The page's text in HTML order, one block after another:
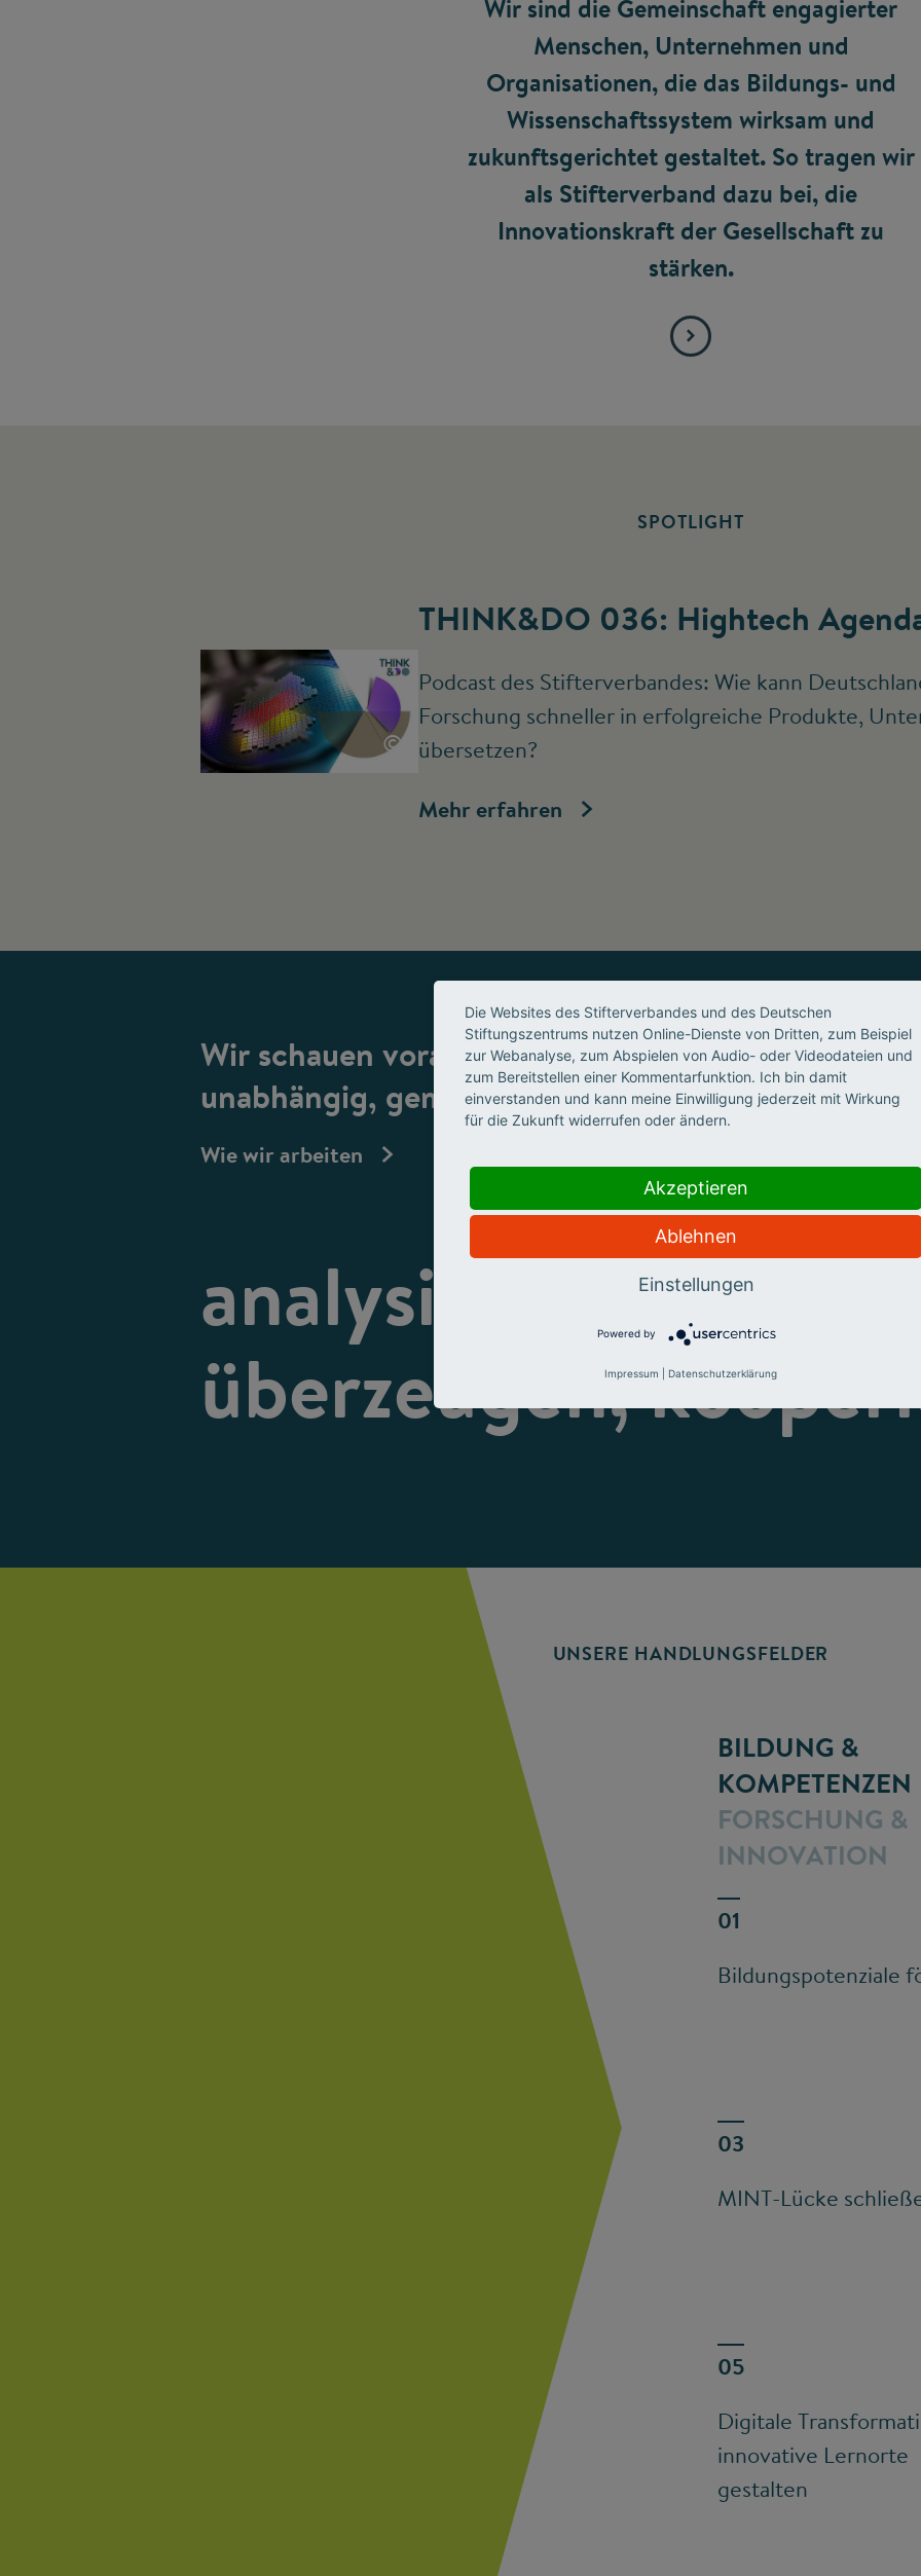
Wir sind die Gemeinschaft engagierter
Menschen, Unternehmen und
Organisationen, die das Bildungs- und
Wissenschaftssystem wirksam und
zukunftsgerichtet gestaltet. So tragen wir
als Stifterverband dazu bei, die
Innovationskraft der Gesellschaft zu
stärken.
SPOTLIGHT
©
THINK&DO 036: Hightech
Podcast des Stifterverbandes: Wie kann
Forschung schneller in erfolgreiche Produkte,
übersetzen?
Mehr erfahren
Wir schauen voraus, geben Impulse, ermöglichen
unabhängig, gemeinwohlorientiert,
Wie wir arbeiten
analysieren,
überzeugen,
UNSERE HANDLUNGSFELDER
BILDUNG &
KOMPETENZEN
Bildungspotenziale
MINT-Lücke
Digitale
innovative Lernorte
gestalten
FORSCHUNG &
INNOVATION
Die Websites des Stifterverbandes und des Deutschen
Stiftungszentrums nutzen Online-Dienste von Dritten, zum Beispiel
zur Webanalyse, zum Abspielen von Audio- oder Videodateien und
zum Bereitstellen einer Kommentarfunktion. Ich bin damit
einverstanden und kann meine Einwilligung jederzeit mit Wirkung
für die Zukunft widerrufen oder ändern.
Akzeptieren
Ablehnen
Einstellungen
Powered by
Impressum Datenschutzerklärung